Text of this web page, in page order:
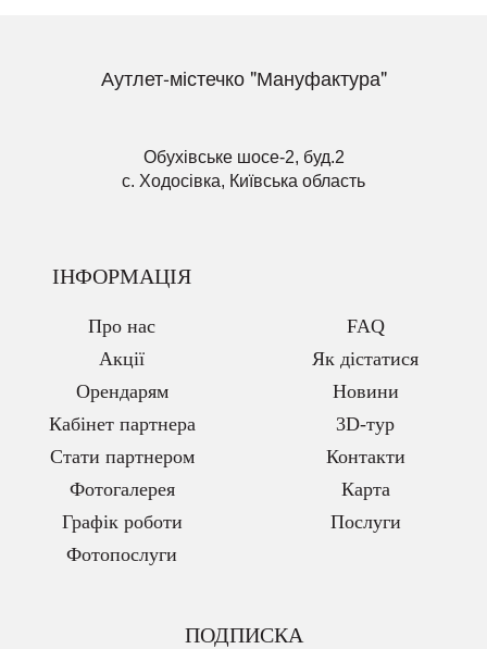
Аутлет-містечко "Мануфактура"
Обухівське шосе-2, буд.2
с. Ходосівка, Київська область
ІНФОРМАЦІЯ
Про нас
Акції
Орендарям
Кабінет партнера
Стати партнером
Фотогалерея
Графік роботи
Фотопослуги
FAQ
Як дістатися
Новини
3D-тур
Контакти
Карта
Послуги
ПОДПИСКА